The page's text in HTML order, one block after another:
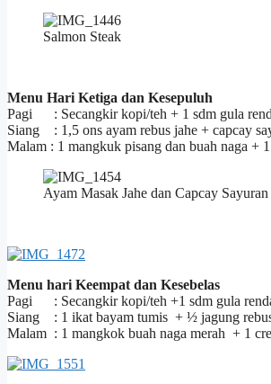
Salmon Steak
Menu Hari Ketiga dan Kesepuluh
Pagi : Secangkir kopi/teh + 1 sdm gula
Siang : 1,5 ons ayam rebus jahe + capcay
Malam : 1 mangkuk pisang dan buah naga +
Ayam Masak Jahe dan Capcay Sayuran
Menu hari Keempat dan Kesebelas
Pagi : Secangkir kopi/teh +1 sdm gula
Siang : 1 ikat bayam tumis + ½ jagung
Malam : 1 mangkok buah naga merah + 1